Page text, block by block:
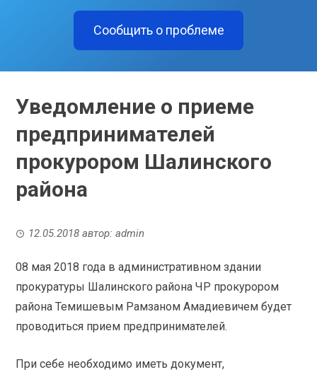
Сообщить о проблеме
Уведомление о приеме
предпринимателей
прокурором Шалинского
района
12.05.2018 автор:admin
08 мая 2018 года в административном здании
прокуратуры Шалинского района ЧР прокурором
района Темишевым Рамзаном Амадиевичем будет
проводиться прием предпринимателей.
При себе необходимо иметь документ,